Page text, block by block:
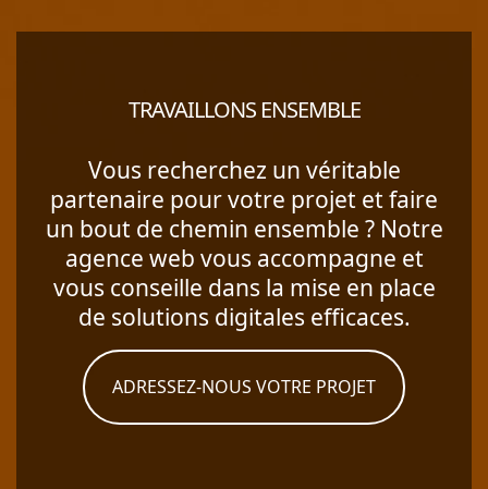
TRAVAILLONS ENSEMBLE
Vous recherchez un véritable
partenaire pour votre projet et faire
un bout de chemin ensemble ? Notre
agence web vous accompagne et
vous conseille dans la mise en place
de solutions digitales efficaces.
ADRESSEZ-NOUS VOTRE PROJET